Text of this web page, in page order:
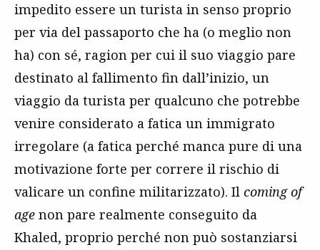
impedito essere un turista in senso proprio
per via del passaporto che ha (o meglio non
ha) con sé, ragion per cui il suo viaggio pare
destinato al fallimento fin dall’inizio, un
viaggio da turista per qualcuno che potrebbe
venire considerato a fatica un immigrato
irregolare (a fatica perché manca pure di una
motivazione forte per correre il rischio di
valicare un confine militarizzato). Il coming of
age non pare realmente conseguito da
Khaled, proprio perché non può sostanziarsi